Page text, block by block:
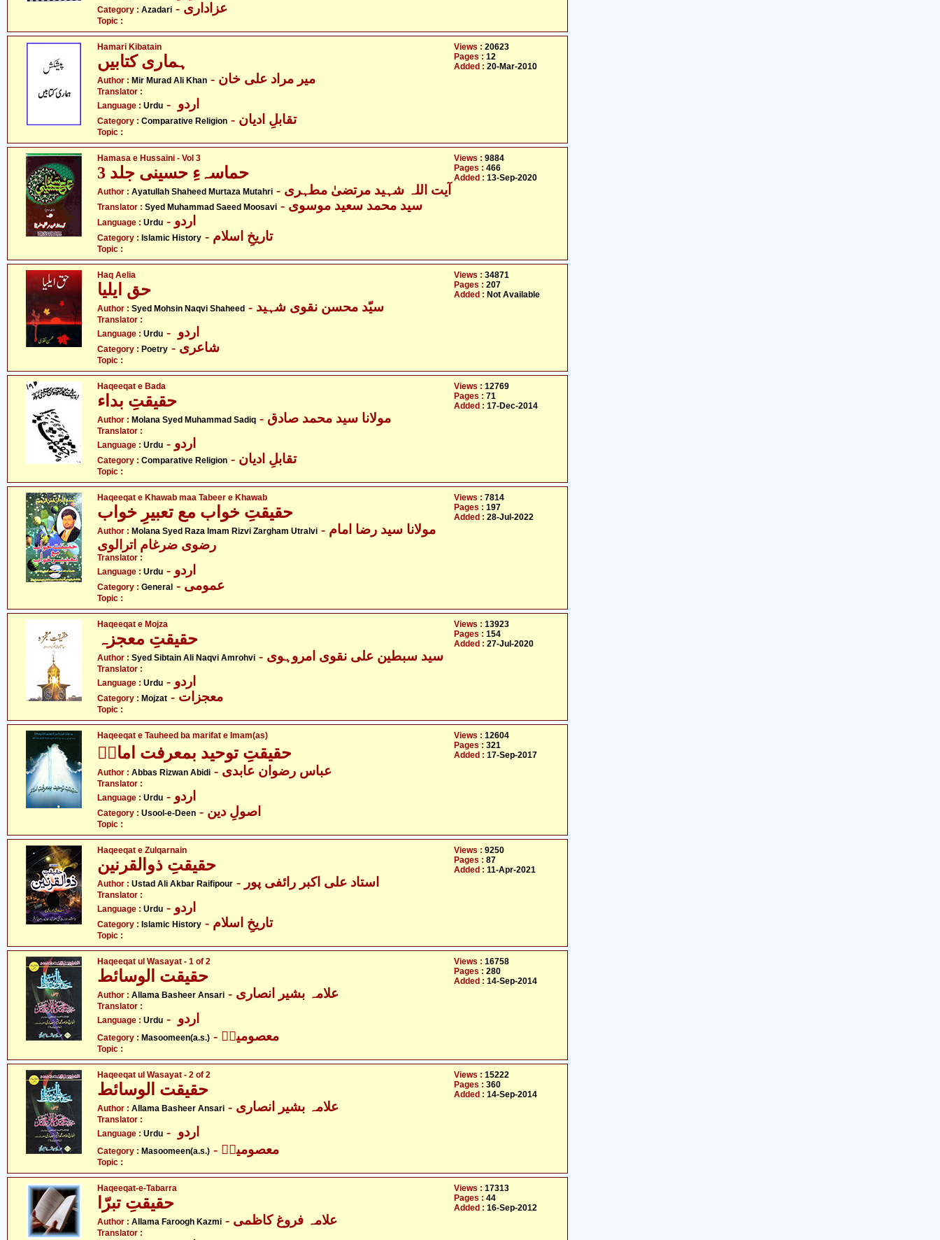
Category : Azadari - عزاداری
Topic :
Hamari Kibatain
ہماری کتابیں
Author : Mir Murad Ali Khan - میر مراد علی خان
Translator :
Language : Urdu
Category : Comparative Religion - تقابلِ ادیان
Topic :
Views : 20623
Pages : 12
Added : 20-Mar-2010
Hamasa e Hussaini - Vol 3
حماسہءِ حسینی جلد 3
Author : Ayatullah Shaheed Murtaza Mutahri - آیت اللہ شہید مرتضیٰ مطہری
Translator : Syed Muhammad Saeed Moosavi - سید محمد سعید موسوی
Language : Urdu - اردو
Category : Islamic History - تاریخِ اسلام
Topic :
Views : 9884
Pages : 466
Added : 13-Sep-2020
Haq Aelia
حق ایلیا
Author : Syed Mohsin Naqvi Shaheed - سیّد محسن نقوی شہید
Translator :
Language : Urdu
Category : Poetry - شاعری
Topic :
Views : 34871
Pages : 207
Added : Not Available
Haqeeqat e Bada
حقیقتِ بداء
Author : Molana Syed Muhammad Sadiq - مولانا سید محمد صادق
Translator :
Language : Urdu - اردو
Category : Comparative Religion - تقابلِ ادیان
Topic :
Views : 12769
Pages : 71
Added : 17-Dec-2014
Haqeeqat e Khawab maa Tabeer e Khawab
حقیقتِ خواب مع تعبیرِ خواب
Author : Molana Syed Raza Imam Rizvi Zargham Utralvi - مولانا سید رضا امام
رضوی ضرغام اترالوی
Translator :
Language : Urdu - اردو
Category : General - عمومی
Topic :
Views : 7814
Pages : 197
Added : 28-Jul-2022
Haqeeqat e Mojza
حقیقتِ معجزہ
Author : Syed Sibtain Ali Naqvi Amrohvi - سید سبطین علی نقوی امروہوی
Translator :
Language : Urdu - اردو
Category : Mojzat - معجزات
Topic :
Views : 13923
Pages : 154
Added : 27-Jul-2020
Haqeeqat e Tauheed ba marifat e Imam(as)
حقیقتِ توحید بمعرفت امامؑ
Author : Abbas Rizwan Abidi - عباس رضوان عابدی
Translator :
Language : Urdu - اردو
Category : Usool-e-Deen - اصولِ دین
Topic :
Views : 12604
Pages : 321
Added : 17-Sep-2017
Haqeeqat e Zulqarnain
حقیقتِ ذوالقرنین
Author : Ustad Ali Akbar Raifipour - استاد علی اکبر رائفی پور
Translator :
Language : Urdu - اردو
Category : Islamic History - تاریخِ اسلام
Topic :
Views : 9250
Pages : 87
Added : 11-Apr-2021
Haqeeqat ul Wasayat - 1 of 2
حقیقت الوسائط
Author : Allama Basheer Ansari - علامہ بشیر انصاری
Translator :
Language : Urdu
Category : Masoomeen(a.s.) - معصومینؑ
Topic :
Views : 16758
Pages : 280
Added : 14-Sep-2014
Haqeeqat ul Wasayat - 2 of 2
حقیقت الوسائط
Author : Allama Basheer Ansari - علامہ بشیر انصاری
Translator :
Language : Urdu
Category : Masoomeen(a.s.) - معصومینؑ
Topic :
Views : 15222
Pages : 360
Added : 14-Sep-2014
Haqeeqat-e-Tabarra
حقیقتِ تبرّا
Author : Allama Faroogh Kazmi - علامہ فروغ کاظمی
Translator :
Views : 17313
Pages : 44
Added : 16-Sep-2012